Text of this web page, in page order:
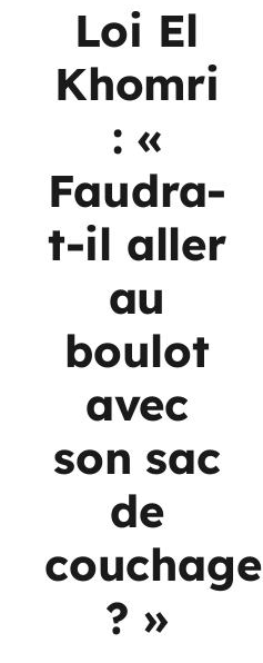
Loi El
Khomri
: «
Faudra-
t-il aller
au
boulot
avec
son sac
de
couchage
? »